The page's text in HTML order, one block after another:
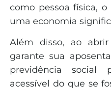
como pessoa física,
uma economia
Além disso, ao
garante sua
previdência
acessível do que se